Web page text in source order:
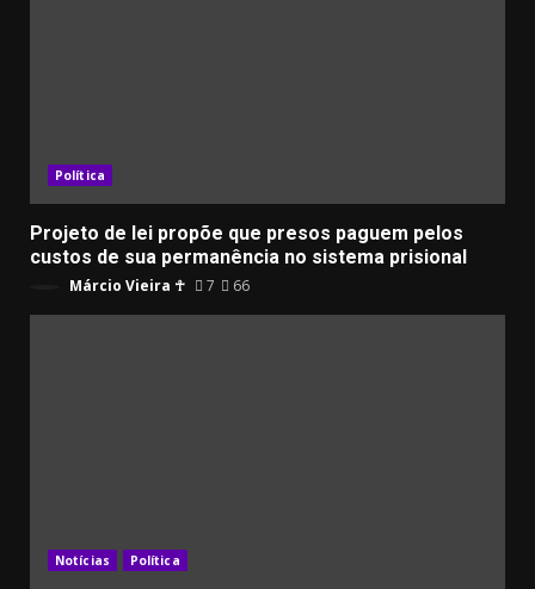
Política
Projeto de lei propõe que presos paguem pelos
custos de sua permanência no sistema prisional
Márcio Vieira ☥ 7 66
Notícias Política